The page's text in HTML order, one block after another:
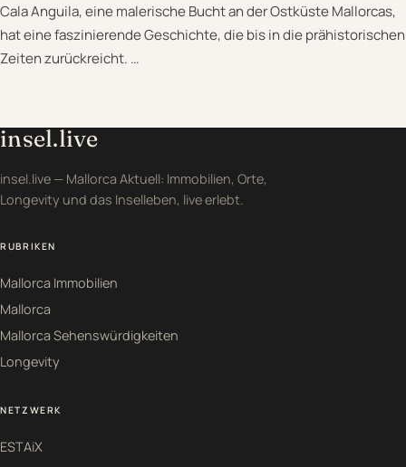
Cala Anguila, eine malerische Bucht an der Ostküste Mallorcas,
hat eine faszinierende Geschichte, die bis in die prähistorischen
Zeiten zurückreicht. …
insel.live
insel.live — Mallorca Aktuell: Immobilien, Orte,
Longevity und das Inselleben, live erlebt.
RUBRIKEN
Mallorca Immobilien
Mallorca
Mallorca Sehenswürdigkeiten
Longevity
NETZWERK
ESTAiX